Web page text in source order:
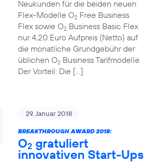
Neukunden für die beiden neuen
Flex-Modelle O2Free Business
Flex sowie O2Business Basic Flex
nur 4,20 Euro Aufpreis (Netto) auf
die monatliche Grundgebühr der
üblichen O2Business Tarifmodelle.
Der Vorteil: Die […]
29. Januar 2018
BREAKTHROUGH AWARD 2018:
O2 gratuliert
innovativen Start-Ups